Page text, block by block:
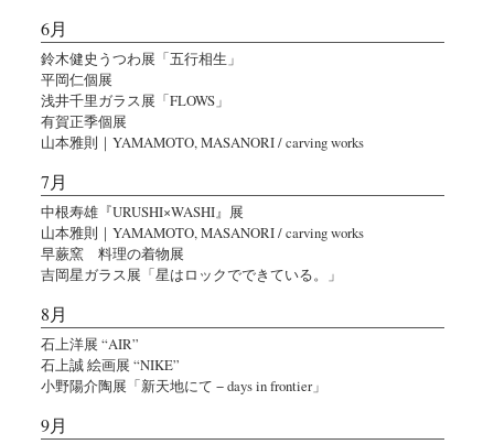
6月
鈴木健史うつわ展「五行相生」
平岡仁個展
浅井千里ガラス展「FLOWS」
有賀正季個展
山本雅則｜YAMAMOTO, MASANORI / carving works
7月
中根寿雄『URUSHI×WASHI』展
山本雅則｜YAMAMOTO, MASANORI / carving works
早蕨窯 料理の着物展
吉岡星ガラス展「星はロックでできている。」
8月
石上洋展 “AIR”
石上誠 絵画展 “NIKE”
小野陽介陶展「新天地にて − days in frontier」
9月